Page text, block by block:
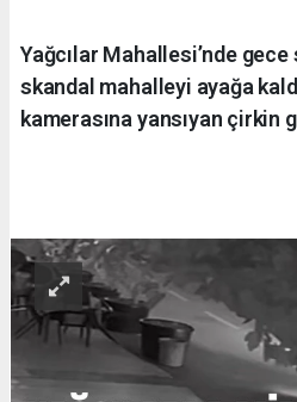
Yağcılar Mahallesi’nde
skandal mahalleyi ayağa
kamerasına yansıyan çirkin